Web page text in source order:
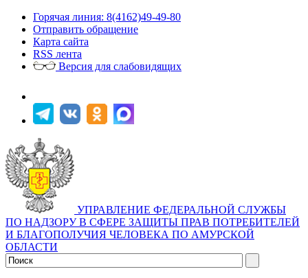
Горячая линия: 8(4162)49-49-80
Отправить обращение
Карта сайта
RSS лента
Версия для слабовидящих
УПРАВЛЕНИЕ ФЕДЕРАЛЬНОЙ СЛУЖБЫ
ПО НАДЗОРУ В СФЕРЕ ЗАЩИТЫ ПРАВ ПОТРЕБИТЕЛЕЙ
И БЛАГОПОЛУЧИЯ ЧЕЛОВЕКА ПО АМУРСКОЙ
ОБЛАСТИ